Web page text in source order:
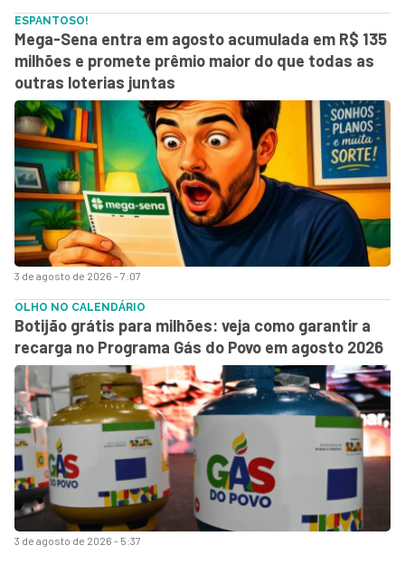
3 de agosto de 2026 - 7:07
ESPANTOSO!
Mega-Sena entra em agosto acumulada em R$ 135
milhões e promete prêmio maior do que todas as
outras loterias juntas
3 de agosto de 2026 - 5:37
OLHO NO CALENDÁRIO
Botijão grátis para milhões: veja como garantir a
recarga no Programa Gás do Povo em agosto 2026